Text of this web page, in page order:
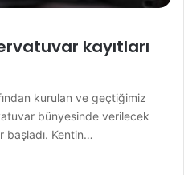
kayıtları
kurulan ve geçtiğimiz
bünyesinde verilecek
başladı. Kentin…